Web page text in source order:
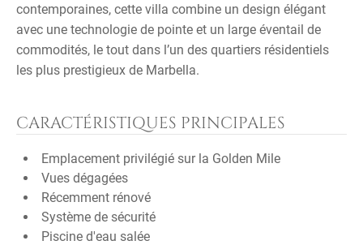
contemporaines, cette villa combine un design élégant
avec une technologie de pointe et un large éventail de
commodités, le tout dans l’un des quartiers résidentiels
les plus prestigieux de Marbella.
CARACTÉRISTIQUES PRINCIPALES
Emplacement privilégié sur la Golden Mile
Vues dégagées
Récemment rénové
Système de sécurité
Piscine d'eau salée